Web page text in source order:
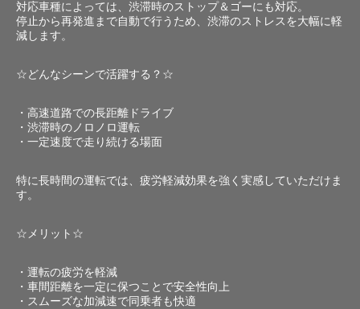
対応車種によっては、渋滞時のストップ＆ゴーにも対応。
停止から再発進まで自動で行うため、渋滞のストレスを大幅に軽
減します。
☆どんなシーンで活躍する？☆
・高速道路での長距離ドライブ
・渋滞時のノロノロ運転
・一定速度で走り続ける場面
特に長時間の運転では、疲労軽減効果を強く実感していただけま
す。
☆メリット☆
・運転の疲労を軽減
・車間距離を一定に保つことで安全性向上
・スムーズな加減速で同乗者も快適